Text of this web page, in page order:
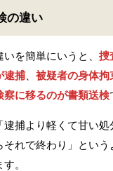
の違い
を簡単にいうと、 捜
逮捕、 被疑者の身体拘
察に移るのが書類送検
捕より軽くて甘い処
それで終わり」とい
。